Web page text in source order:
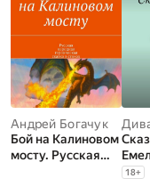
Андрей Богачук
Бой на Калиновом
мосту. Русская
18+